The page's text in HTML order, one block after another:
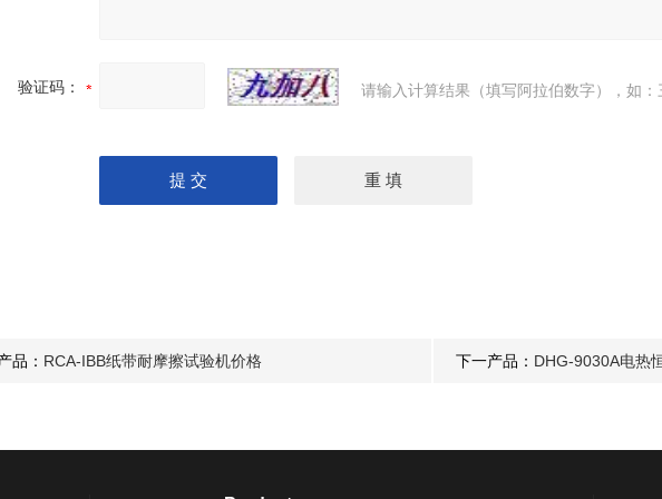
验证码： 请输入计算结果（填写阿拉伯数字），如：
品： RCA-IBB纸带耐摩擦试验机价格 下一产品： DHG-9030A电热